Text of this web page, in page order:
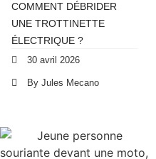
COMMENT DÉBRIDER
UNE TROTTINETTE
ÉLECTRIQUE ?
30 avril 2026
By Jules Mecano